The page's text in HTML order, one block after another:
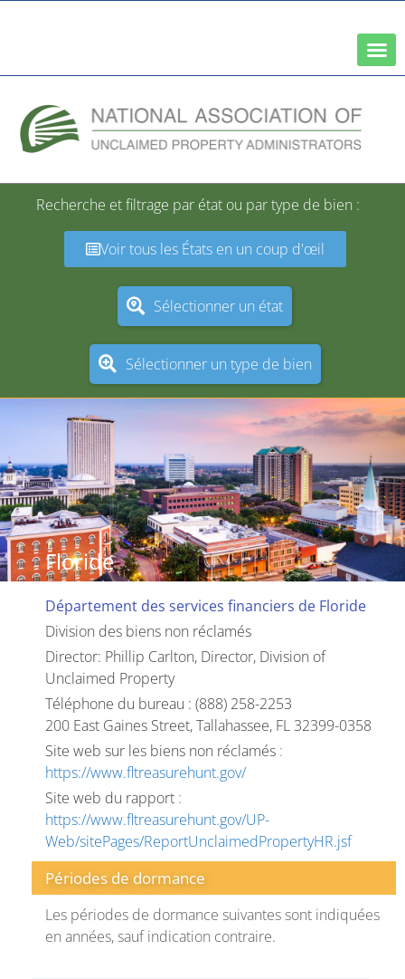
Recherche et filtrage par état ou par type de bien :
Voir tous les États en un coup d'œil
Sélectionner un état
Sélectionner un type de bien
Floride
Département des services financiers de Floride
Division des biens non réclamés
Director: Phillip Carlton, Director, Division of
Unclaimed Property
Téléphone du bureau : (888) 258-2253
200 East Gaines Street, Tallahassee, FL 32399-0358
Site web sur les biens non réclamés :
https://www.fltreasurehunt.gov/
Site web du rapport :
https://www.fltreasurehunt.gov/UP-
Web/sitePages/ReportUnclaimedPropertyHR.jsf
Périodes de dormance
Les périodes de dormance suivantes sont indiquées
en années, sauf indication contraire.